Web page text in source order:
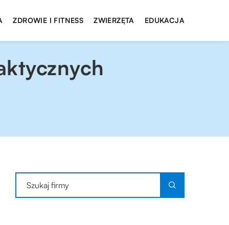
ZDROWIE I FITNESS ZWIERZĘTA EDUKACJA